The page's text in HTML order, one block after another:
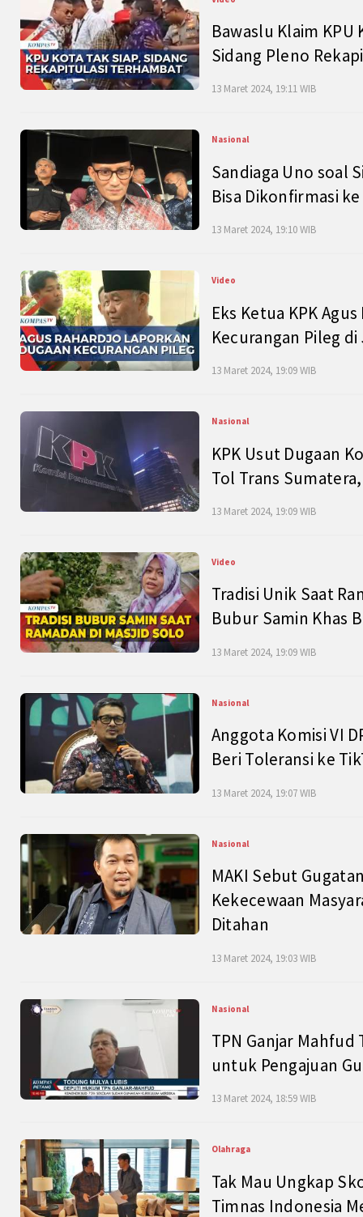
Bawaslu Klaim
Sidang Pleno
13 Maret 2024, 19:11 WIB
Nasional
Sandiaga Uno soal
Bisa Dikonfirmasi
13 Maret 2024, 19:10 WIB
Video
Eks Ketua KPK
Kecurangan Pileg
13 Maret 2024, 19:09 WIB
Nasional
KPK Usut Dugaan
Tol Trans
13 Maret 2024, 19:09 WIB
Video
Tradisi Unik Saat
Bubur Samin Khas
13 Maret 2024, 19:09 WIB
Nasional
Anggota Komisi VI
Beri Toleransi ke
13 Maret 2024, 19:07 WIB
Nasional
MAKI Sebut
Kekecewaan
Ditahan
13 Maret 2024, 19:03 WIB
Nasional
TPN Ganjar
untuk Pengajuan
13 Maret 2024, 18:59 WIB
Olahraga
Tak Mau Ungkap
Timnas Indonesia